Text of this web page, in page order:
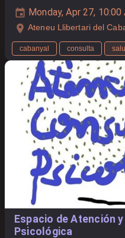
Monday, Apr 27,
Ateneu Llibertari del
cabanyal consulta
Espacio de Atención
Psicológica